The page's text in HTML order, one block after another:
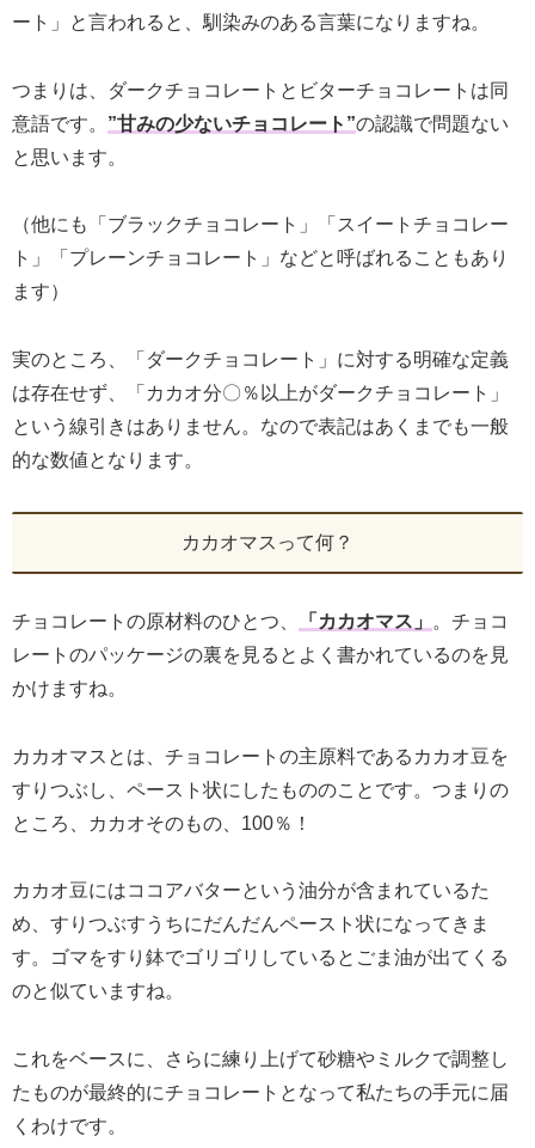
ート」と言われると、馴染みのある言葉になりますね。
つまりは、ダークチョコレートとビターチョコレートは同
意語です。 ”甘みの少ないチョコレート”の認識で問題ない
と思います。
（他にも「ブラックチョコレート」「スイートチョコレー
ト」「プレーンチョコレート」などと呼ばれることもあり
ます）
実のところ、「ダークチョコレート」に対する明確な定義
は存在せず、「カカオ分〇％以上がダークチョコレート」
という線引きはありません。なので表記はあくまでも一般
的な数値となります。
カカオマスって何？
チョコレートの原材料のひとつ、 「カカオマス」
。チョコ
レートのパッケージの裏を見るとよく書かれているのを見
かけますね。
カカオマスとは、チョコレートの主原料であるカカオ豆を
すりつぶし、ペースト状にしたもののことです。つまりの
ところ、カカオそのもの、100％！
カカオ豆にはココアバターという油分が含まれているた
め、すりつぶすうちにだんだんペースト状になってきま
す。ゴマをすり鉢でゴリゴリしているとごま油が出てくる
のと似ていますね。
これをベースに、さらに練り上げて砂糖やミルクで調整し
たものが最終的にチョコレートとなって私たちの手元に届
くわけです。